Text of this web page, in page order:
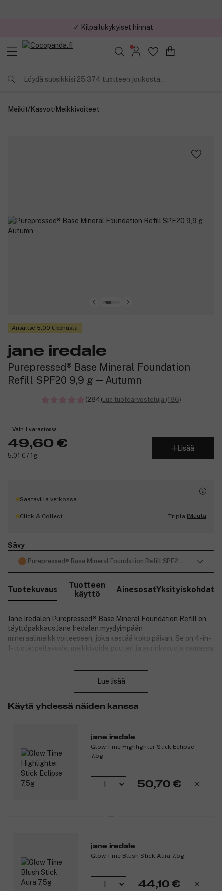
✓ Kilpailukykyiset hinnat
Löydä suosikkisi 25.374 tuotteen joukosta..
Meikit/Kasvot/Meikkivoiteet
Ansaitse 5,00 € bonusta
jane iredale
Purepressed® Base Mineral Foundation
Refill SPF20 9,9 g ─ Autumn
(284)Lue tuotearvosteluja (186)
Vain 1 varastossa
49,60 €
5,01 € / 1g
Lisää
Saatavilla verkossa
Click & Collect Tripla |Muuta
Sävy
Purepressed® Base Mineral Foundation Refill SPF20 9,9 g ─
Tuotekuvaus
Tuotteen
käyttö
AinesosatYksityiskohdat
Jane Iredalen Purepressed® Base Mineral Foundation Refill on
täyttöpakkaus Jane Iredalen myydyimpään
mineraalimeikkivoiteeseen, joka kestää koko päivän. Se on 4-in-
1-tuote: peitevoide, meikkivoide, puuteri ja aurinkosuoja samassa
laajan spektrin UV-suojan ja on vedenkestävä jopa 40 minuuttia.
Se on vedenkestävä 40 minuutin ajan.
Laajakirjoinen aurinkosuoja sisältää ihoa suojaavia
antioksidantteja.
PurePressed Base Mineral Foundation -mineraalimeikkivoide on
koostumus ehkäisee ihon kiiltelyä päivän aikana. Lisäksi se
Saat luonnollisen lopputuloksen, upean hehkun ja
pitkäkestoisen meikin, kun viimeistelet meikin Jane Iredalen
Hydration Spray -kosteussuihkeella. Valitse omalle ihollesi
Lue lisää
Käytä yhdessä näiden kanssa
jane iredale
Glow Time Highlighter Stick Eclipse
7,5g
50,70 €
jane iredale
Glow Time Blush Stick Aura 7,5g
44,10 €